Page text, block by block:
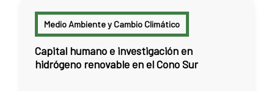
Medio Ambiente y Cambio Climático
Capital humano e investigación en
hidrógeno renovable en el Cono Sur